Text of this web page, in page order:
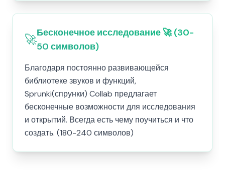
🚀Бесконечное исследование 🚀 (30-
50 символов)
Благодаря постоянно развивающейся
библиотеке звуков и функций,
Sprunki(спрунки) Collab предлагает
бесконечные возможности для исследования
и открытий. Всегда есть чему поучиться и что
создать. (180-240 символов)